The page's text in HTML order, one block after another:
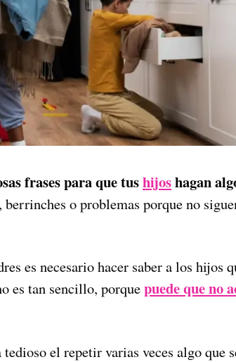
frases para que tushijoshagan
o problemas porque no
es necesario hacer saber a los hijos
es tan sencillo, porquepuede que no
el repetir varias veces algo que